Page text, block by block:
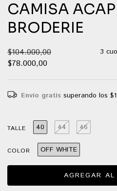
CAMISA
BRODERIE
$104.000,00
$78.000,00
3
Envío gratis superando los
TALLE 40 44 46
COLOR OFF WHITE